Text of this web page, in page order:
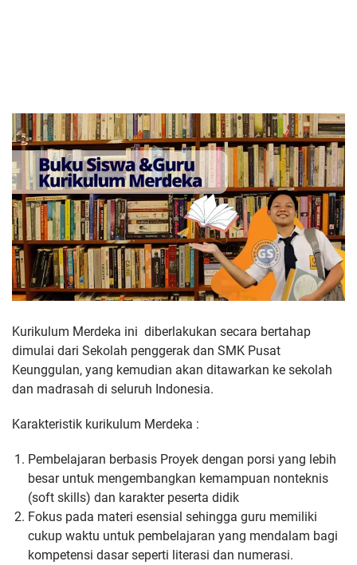
Kurikulum Merdeka ini diberlakukan secara bertahap
dimulai dari Sekolah penggerak dan SMK Pusat
Keunggulan, yang kemudian akan ditawarkan ke sekolah
dan madrasah di seluruh Indonesia.
Karakteristik kurikulum Merdeka :
Pembelajaran berbasis Proyek dengan porsi yang lebih
besar untuk mengembangkan kemampuan nonteknis
(soft skills) dan karakter peserta didik
Fokus pada materi esensial sehingga guru memiliki
cukup waktu untuk pembelajaran yang mendalam bagi
kompetensi dasar seperti literasi dan numerasi.